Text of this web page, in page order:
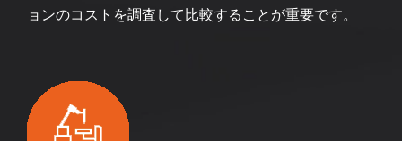
ョンのコストを調査して比較することが重要です。